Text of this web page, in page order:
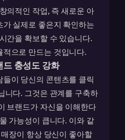
의적인 작업, 즉 새로운 아
실제로 좋은지 확인하는
간을 확보할 수 있습니다.
으로 만드는 것입니다.
드 충성도 강화
이 당신의 콘텐츠를 클릭
니다. 그것은 관계를 구축하
브랜드가 자신을 이해한다
가능성이 큽니다. 이와 같
장이 항상 당신이 좋아할